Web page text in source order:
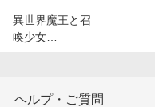
異世界魔王と召
喚少女…
ヘルプ・ご質問